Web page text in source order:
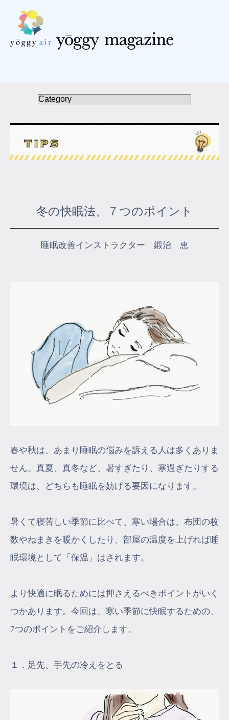
インストラクター一覧
yoggy mommy
クラス参加にあたっての同意書
特定商取引にかかわる表示
プライバシーポリシー
冬の快眠法、７つのポイント
睡眠改善インストラクター 鍛治 恵
春や秋は、あまり睡眠の悩みを訴える人は多くありま
せん。真夏、真冬など、暑すぎたり、寒過ぎたりする
環境は、どちらも睡眠を妨げる要因になります。
暑くて寝苦しい季節に比べて、寒い場合は、布団の枚
数やねまきを暖かくしたり、部屋の温度を上げれば睡
眠環境として「保温」はされます。
より快適に眠るためには押さえるべきポイントがいく
つかあります。今回は、寒い季節に快眠するための、
7つのポイントをご紹介します。
１．足先、手先の冷えをとる